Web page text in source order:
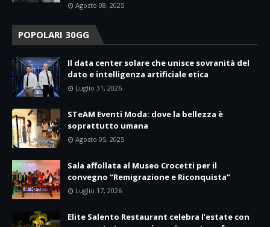
Agosto 08, 2025
POPOLARI 30GG
Il data center solare che unisce sovranità del
dato e intelligenza artificiale etica
Luglio 31, 2026
STeAM Eventi Moda: dove la bellezza è
soprattutto umana
Agosto 05, 2025
Sala affollata al Museo Crocetti per il
convegno “Remigrazione e Riconquista”
Luglio 17, 2026
Elite Salento Restaurant celebra l’estate con